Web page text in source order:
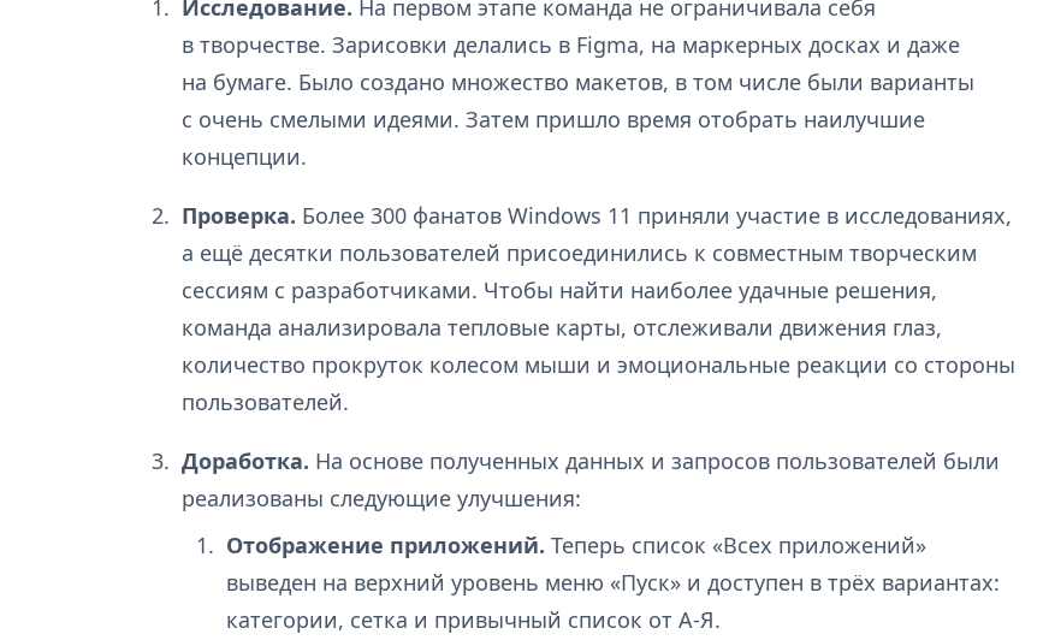
и
Исследование. На первом этапе команда не ограничивала себя
в творчестве. Зарисовки делались в Figma, на маркерных досках и даже
на бумаге. Было создано множество макетов, в том числе были варианты
с очень смелыми идеями. Затем пришло время отобрать наилучшие
концепции.
Проверка. Более 300 фанатов Windows 11 приняли участие в исследованиях,
а ещё десятки пользователей присоединились к совместным творческим
сессиям с разработчиками. Чтобы найти наиболее удачные решения,
команда анализировала тепловые карты, отслеживали движения глаз,
количество прокруток колесом мыши и эмоциональные реакции со стороны
пользователей.
Доработка. На основе полученных данных и запросов пользователей были
реализованы следующие улучшения:
Отображение приложений. Теперь список «Всех приложений»
выведен на верхний уровень меню «Пуск» и доступен в трёх вариантах:
категории, сетка и привычный список от А-Я.